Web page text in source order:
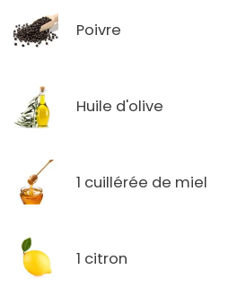
Poivre
Huile d'olive
1 cuillérée de miel
1 citron